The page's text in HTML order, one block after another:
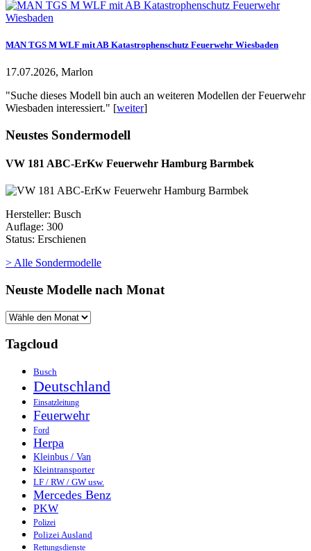
MAN TGS M WLF mit AB Katastrophenschutz Feuerwehr Wiesbaden
17.07.2026, Marlon
"Suche dieses Modell bin auch an weiteren Modellen der Feuerwehr
Wiesbaden interessiert." [weiter]
Neustes Sondermodell
VW 181 ABC-ErKw Feuerwehr Hamburg Barmbek
Hersteller: Busch
Auflage: 300
Status: Erschienen
> Alle Sondermodelle
Neuste Modelle nach Monat
Tagcloud
Busch
Deutschland
Einsatzleitung
Feuerwehr
Ford
Herpa
Kleinbus / Van
Kleintransporter
LF / RW / GW usw.
Mercedes Benz
PKW
Polizei
Polizei Ausland
Rettungsdienste